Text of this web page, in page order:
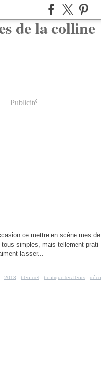
Publicité
de mettre en scène mes de
simples, mais tellement prati
laisser...
2013 bleu ciel boutique les fleurs
déco